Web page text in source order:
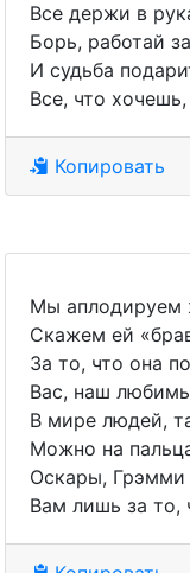
Все держи в
Борь, работай
И судьба
Все, что хочешь,
Копировать
Мы аплодируем
Скажем ей
За то, что она
Вас, наш
В мире людей,
Можно на
Оскары, Грэмми
Вам лишь за то,